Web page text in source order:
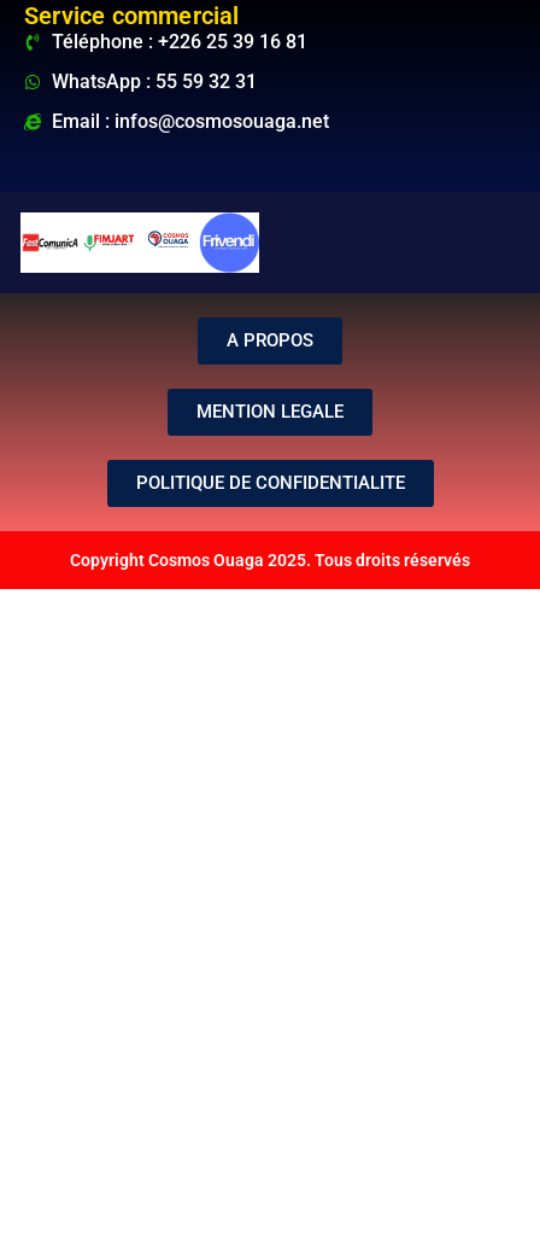
Service commercial
Téléphone : +226 25 39 16 81
WhatsApp : 55 59 32 31
Email : infos@cosmosouaga.net
A PROPOS
MENTION LEGALE
POLITIQUE DE CONFIDENTIALITE
Copyright Cosmos Ouaga 2025. Tous droits réservés